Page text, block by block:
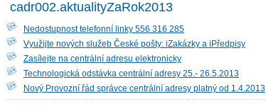
cadr002.aktualityZaRok2013
Nedostupnost telefonní linky 556 316 285
Využijte nových služeb České pošty: iZakázky a iPředpisy
Zasílejte na centrální adresu elektronicky
Technologická odstávka centrální adresy 25.- 26.5.2013
Nový Provozní řád správce centrální adresy platný od 1.4.2013